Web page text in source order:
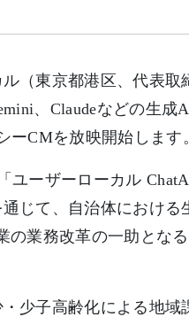
（東京都港区、代表取
、Claudeなどの生
ーCMを放映開始します。
ーザーローカル
じて、自治体におけ
業務改革の一助とな
少子高齢化による地域